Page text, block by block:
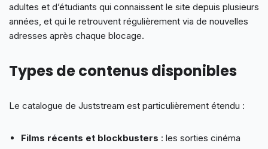
adultes et d’étudiants qui connaissent le site depuis plusieurs
années, et qui le retrouvent régulièrement via de nouvelles
adresses après chaque blocage.
Types de contenus disponibles
Le catalogue de Juststream est particulièrement étendu :
Films récents et blockbusters : les sorties cinéma